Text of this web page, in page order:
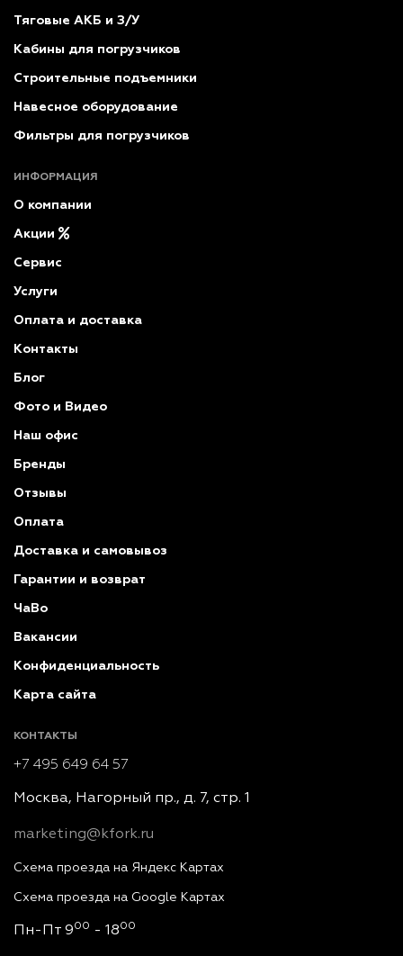
Тяговые АКБ и З/У
Кабины для погрузчиков
Строительные подъемники
Навесное оборудование
Фильтры для погрузчиков
ИНФОРМАЦИЯ
О компании
Акции
Сервис
Услуги
Оплата и доставка
Контакты
Блог
Фото и Видео
Наш офис
Бренды
Отзывы
Оплата
Доставка и самовывоз
Гарантии и возврат
ЧаВо
Вакансии
Конфиденциальность
Карта сайта
КОНТАКТЫ
+7 495 649 64 57
Москва, Нагорный пр., д. 7, стр. 1
marketing@kfork.ru
Схема проезда на Яндекс Картах
Схема проезда на Google Картах
Пн-Пт 900 - 1800